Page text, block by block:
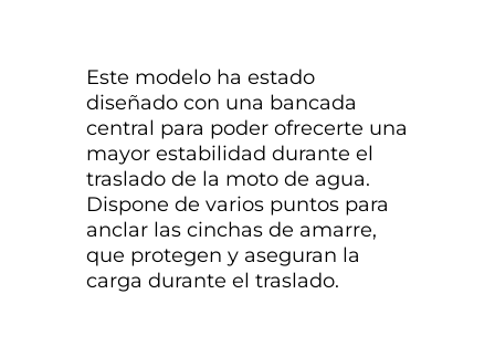
Este modelo ha estado
diseñado con una bancada
central para poder ofrecerte una
mayor estabilidad durante el
traslado de la moto de agua.
Dispone de varios puntos para
anclar las cinchas de amarre,
que protegen y aseguran la
carga durante el traslado.